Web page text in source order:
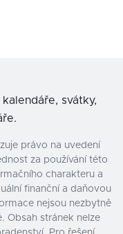
svátky,
právo na uvedení
za používání této
charakteru a
finanční a daňovou
nejsou nezbytně
Obsah stránek nelze